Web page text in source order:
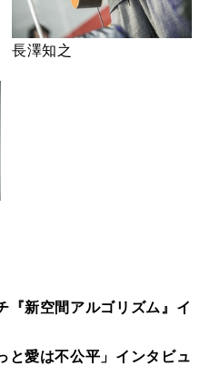
長澤知之
『新空間アルゴリズム』イ
と愛は不公平」インタビュ